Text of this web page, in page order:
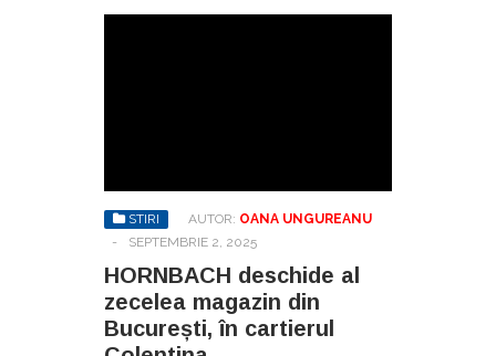
STIRI AUTOR: OANA UNGUREANU
-
SEPTEMBRIE 2, 2025
HORNBACH deschide al
zecelea magazin din
București, în cartierul